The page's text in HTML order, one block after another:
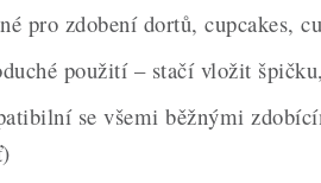
pro zdobení dortů, cupcakes,
použití – stačí vložit
se všemi běžnými